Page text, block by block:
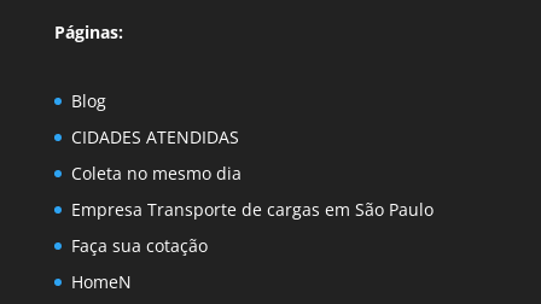
Páginas:
Blog
CIDADES ATENDIDAS
Coleta no mesmo dia
Empresa Transporte de cargas em São Paulo
Faça sua cotação
HomeN